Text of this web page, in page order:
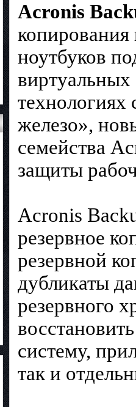
Acronis
копирования
ноутбуков
технологиях
железо»,
семейства
защиты
Acronis
резервное
резервной
дубликаты
резервного
систему,
так и